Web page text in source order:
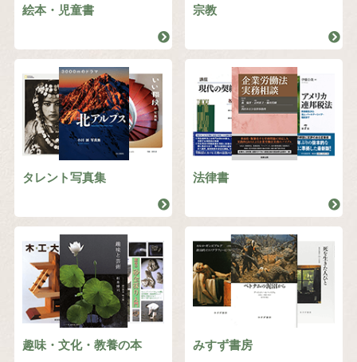
絵本・児童書 宗教
タレント写真集 法律書
趣味・文化・教養の本 みすず書房